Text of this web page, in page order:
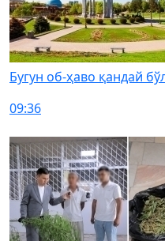
Бугун об-ҳаво қандай
09:36